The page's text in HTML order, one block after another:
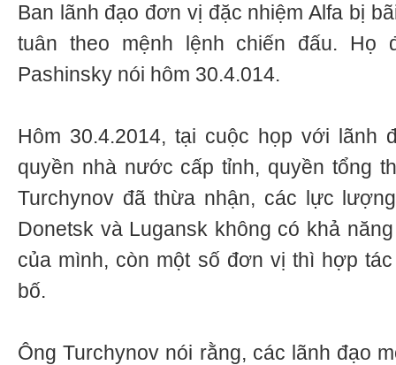
Ban lãnh đạo đơn vị đặc nhiệm Alfa bị
tuân theo mệnh lệnh chiến đấu. Họ
Pashinsky nói hôm 30.4.014.
Hôm 30.4.2014, tại cuộc họp với lãnh
quyền nhà nước cấp tỉnh, quyền tổng
Turchynov đã thừa nhận, các lực
Donetsk và Lugansk không có khả
của mình, còn một số đơn vị thì hợp
bố.
Ông Turchynov nói rằng, các lãnh đạo